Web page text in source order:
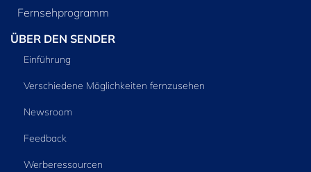
Fernsehprogramm
ÜBER DEN SENDER
Einführung
Verschiedene Möglichkeiten fernzusehen
Newsroom
Feedback
Werberessourcen